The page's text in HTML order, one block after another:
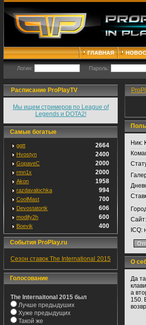
ГЛАВНАЯ
Логин: Пароль:
Расписание ProPlayTV
Мы ищем стримеров по League of
Legends и DOTA2!
Самые богатые
ggtt 2664
Hvostyn 2400
GopaveC 2000
rmn1x 2000
Akon 1958
razdavalochka 994
CoolMast 700
Devostatortk 606
modify2h 600
Boevik 400
События ProPlay.ru
Сезон ставок The International 2015
Голосование
The Internaitonal 2015 был
Лучше предыдуших
Хуже предыдущих
Такой же
Ник:
Сайт:
ICQ:
О
Да
а
150.